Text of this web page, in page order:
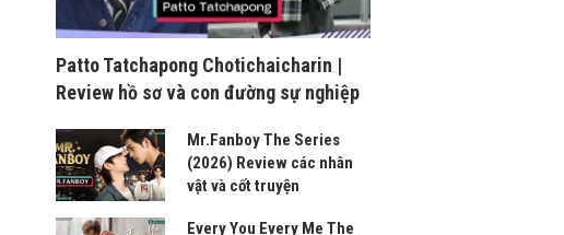
Patto Tatchapong Chotichaicharin |
Review hồ sơ và con đường sự nghiệp
Mr.Fanboy The Series
(2026) Review các nhân
vật và cốt truyện
Every You Every Me The